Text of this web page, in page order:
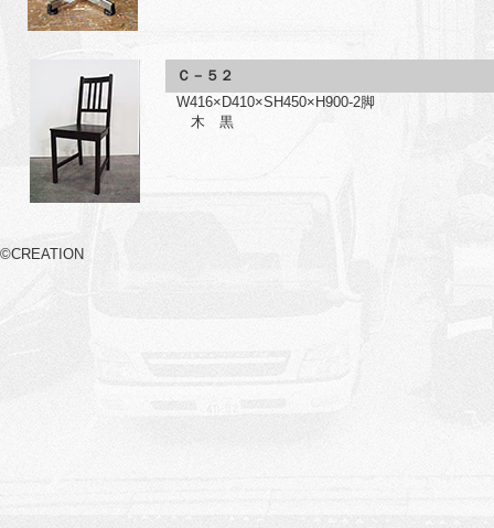
Ｃ－５２
W416×D410×SH450×H900-2脚
木 黒
©CREATION